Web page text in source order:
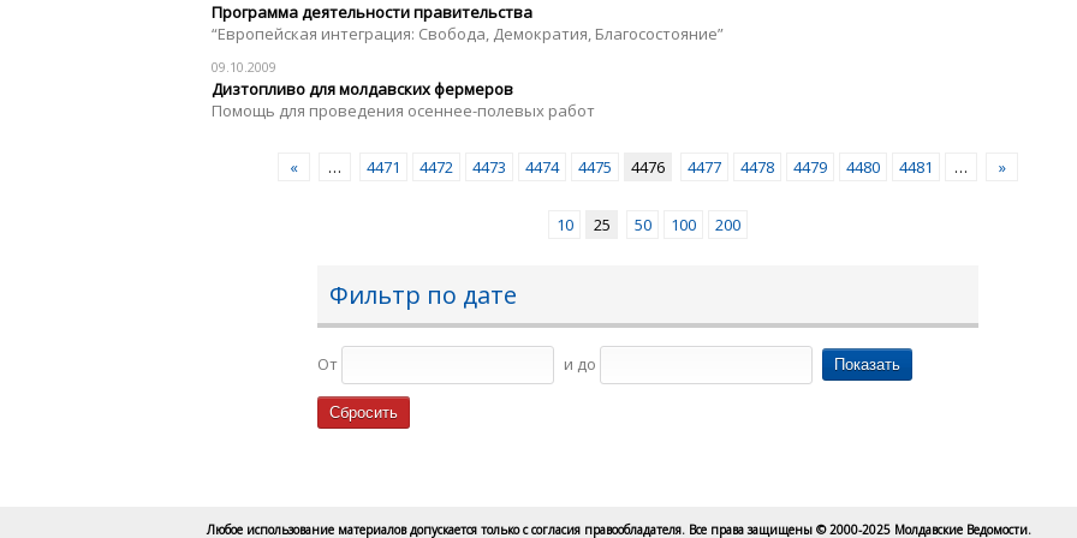
Программа деятельности правительства
“Европейская интеграция: Свобода, Демократия, Благосостояние”
09.10.2009
Дизтопливо для молдавских фермеров
Помощь для проведения осеннее-полевых работ
« … 4471 4472 4473 4474 4475 4476 4477 4478 4479 4480 4481 … »
10 25 50 100 200
Фильтр по дате
От и до
Любое использование материалов допускается только с согласия правообладателя. Все права защищены © 2000-2025 Молдавские Ведомости.